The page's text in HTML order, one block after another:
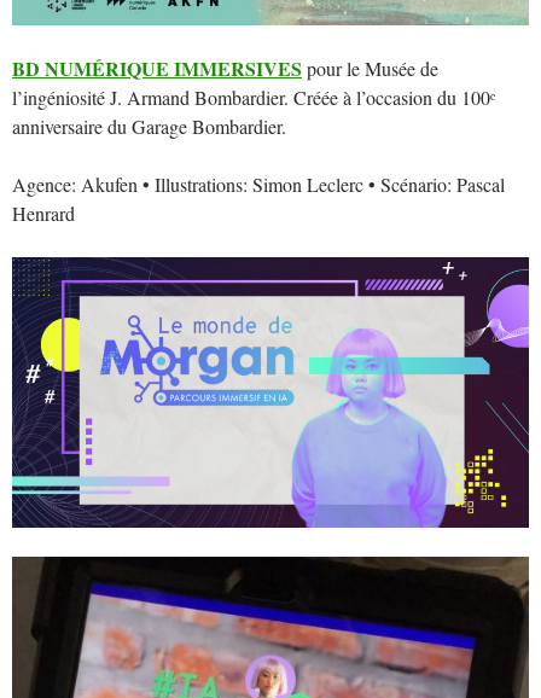
BD NUMÉRIQUE IMMERSIVES pour le Musée de
l’ingéniosité J. Armand Bombardier. Créée à l’occasion du 100ᵉ
anniversaire du Garage Bombardier.
Agence: Akufen • Illustrations: Simon Leclerc • Scénario: Pascal
Henrard